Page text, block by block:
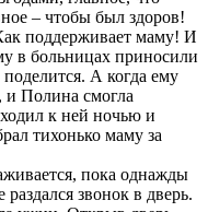
– чтобы был здоров!
поддерживает маму! И
в больницах приносили
А когда ему
и Полина смогла
к ней ночью и
тихонько маму за
пока однажды
звонок в дверь.